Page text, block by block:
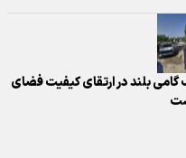
گامی بلند در ارتقای کیفیت فضای